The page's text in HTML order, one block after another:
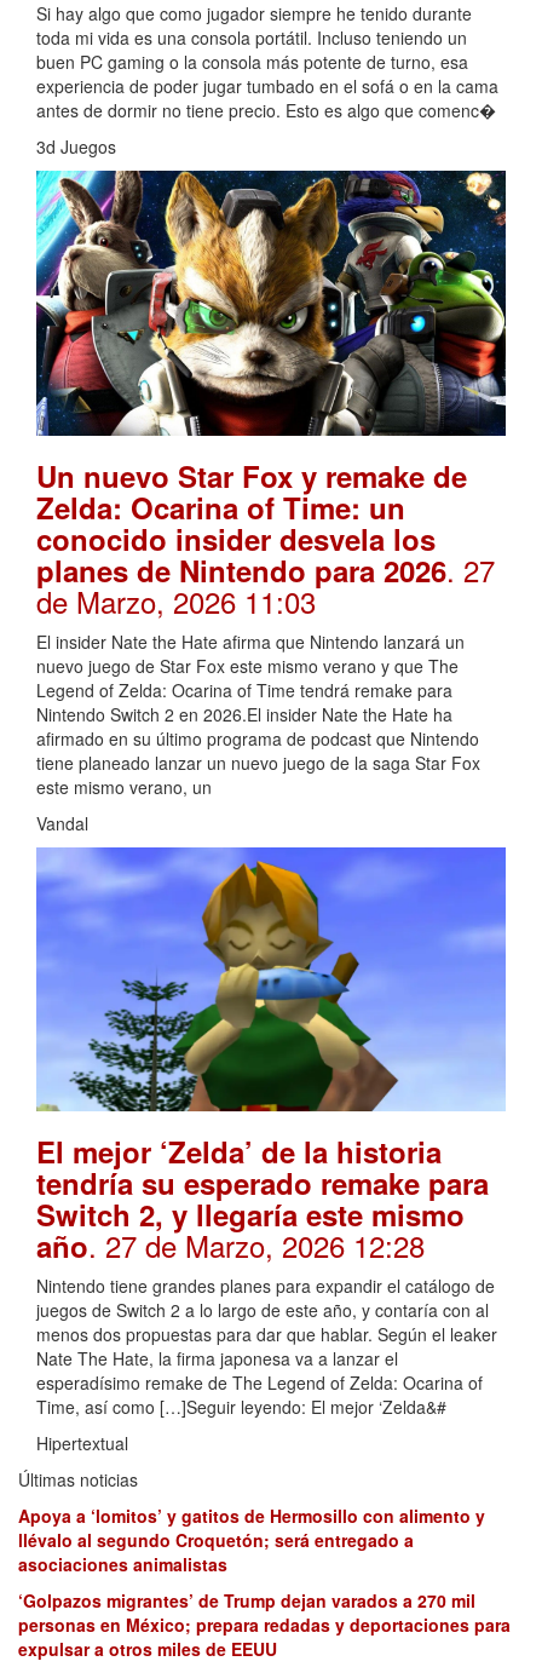
Si hay algo que como jugador siempre he tenido durante
toda mi vida es una consola portátil. Incluso teniendo un
buen PC gaming o la consola más potente de turno, esa
experiencia de poder jugar tumbado en el sofá o en la cama
antes de dormir no tiene precio. Esto es algo que comenc�
3d Juegos
Un nuevo Star Fox y remake de
Zelda: Ocarina of Time: un
conocido insider desvela los
planes de Nintendo para 2026. 27
de Marzo, 2026 11:03
El insider Nate the Hate afirma que Nintendo lanzará un
nuevo juego de Star Fox este mismo verano y que The
Legend of Zelda: Ocarina of Time tendrá remake para
Nintendo Switch 2 en 2026.El insider Nate the Hate ha
afirmado en su último programa de podcast que Nintendo
tiene planeado lanzar un nuevo juego de la saga Star Fox
este mismo verano, un
Vandal
El mejor ‘Zelda’ de la historia
tendría su esperado remake para
Switch 2, y llegaría este mismo
año. 27 de Marzo, 2026 12:28
Nintendo tiene grandes planes para expandir el catálogo de
juegos de Switch 2 a lo largo de este año, y contaría con al
menos dos propuestas para dar que hablar. Según el leaker
Nate The Hate, la firma japonesa va a lanzar el
esperadísimo remake de The Legend of Zelda: Ocarina of
Time, así como […]Seguir leyendo: El mejor ‘Zelda&#
Hipertextual
Últimas noticias
Apoya a ‘lomitos’ y gatitos de Hermosillo con alimento y
llévalo al segundo Croquetón; será entregado a
asociaciones animalistas
‘Golpazos migrantes’ de Trump dejan varados a 270 mil
personas en México; prepara redadas y deportaciones para
expulsar a otros miles de EEUU